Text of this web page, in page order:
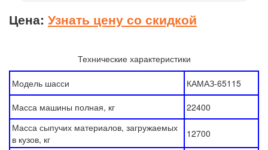
Цена: Узнать цену со скидкой
Технические характеристики
Модель шасси
КАМАЗ-65115
Масса машины полная, кг
22400
Масса сыпучих материалов, загружаемых
в кузов, кг
12700